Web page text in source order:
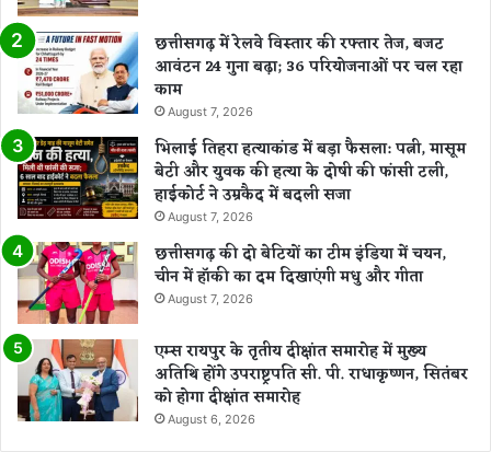
छत्तीसगढ़ में रेलवे विस्तार की रफ्तार तेज, बजट
आवंटन 24 गुना बढ़ा; 36 परियोजनाओं पर चल रहा
काम
August 7, 2026
भिलाई तिहरा हत्याकांड में बड़ा फैसला: पत्नी, मासूम
बेटी और युवक की हत्या के दोषी की फांसी टली,
हाईकोर्ट ने उम्रकैद में बदली सजा
August 7, 2026
छत्तीसगढ़ की दो बेटियों का टीम इंडिया में चयन,
चीन में हॉकी का दम दिखाएंगी मधु और गीता
August 7, 2026
एम्स रायपुर के तृतीय दीक्षांत समारोह में मुख्य
अतिथि होंगे उपराष्ट्रपति सी. पी. राधाकृष्णन, सितंबर
को होगा दीक्षांत समारोह
August 6, 2026